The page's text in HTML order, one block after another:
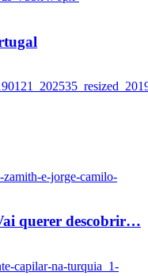
zamith-e-jorge-camilo-
querer descobrir…
capilar-na-turquia_1-